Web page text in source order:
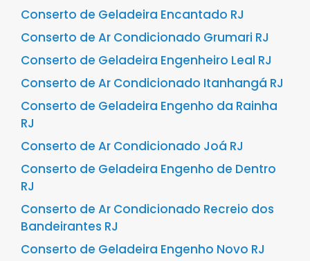
Conserto de Geladeira Encantado RJ
Conserto de Ar Condicionado Grumari RJ
Conserto de Geladeira Engenheiro Leal RJ
Conserto de Ar Condicionado Itanhangá RJ
Conserto de Geladeira Engenho da Rainha
RJ
Conserto de Ar Condicionado Joá RJ
Conserto de Geladeira Engenho de Dentro
RJ
Conserto de Ar Condicionado Recreio dos
Bandeirantes RJ
Conserto de Geladeira Engenho Novo RJ